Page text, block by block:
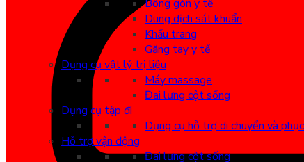
Bông gòn y tế
Dung dịch sát khuẩn
Khẩu trang
Găng tay y tế
Dụng cụ vật lý trị liệu
Máy massage
Đai lưng cột sống
Dụng cụ tập đi
Dụng cụ hỗ trợ di chuyển và
Hỗ trợ vận động
Đai lưng cột sống